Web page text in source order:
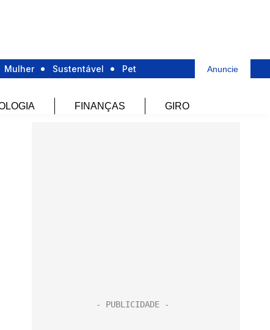
Mulher Sustentável Pet Anuncie
FINANÇAS GIRO